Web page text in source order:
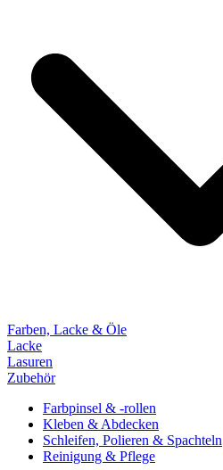
Farben, Lacke & Öle
Lacke
Lasuren
Zubehör
Farbpinsel & -rollen
Kleben & Abdecken
Schleifen, Polieren & Spachteln
Reinigung & Pflege